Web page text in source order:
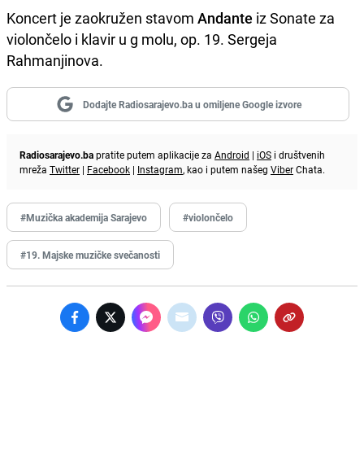
Koncert je zaokružen stavom Andante iz Sonate za
violončelo i klavir u g molu, op. 19. Sergeja
Rahmanjinova.
Dodajte Radiosarajevo.ba u omiljene Google izvore
Radiosarajevo.bapratite putem aplikacije za Android | iOS i društvenih
mreža Twitter | Facebook | Instagram, kao i putem našeg ViberChata.
#Muzička akademija Sarajevo #violončelo
#19. Majske muzičke svečanosti